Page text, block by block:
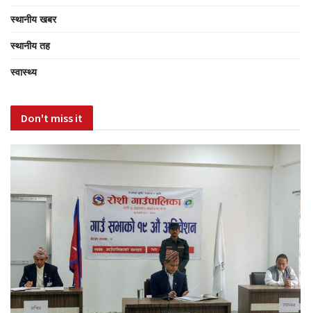
स्थानीय खबर
स्थानीय तह
स्वास्थ्य
Don't miss it